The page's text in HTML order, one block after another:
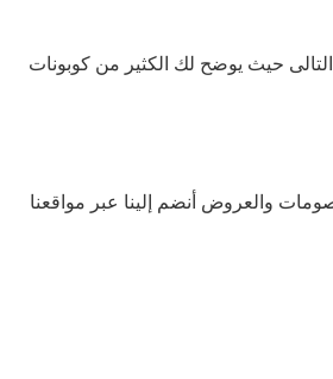
حيث يوضح لك الكثير من كوبونات
والعروض أنضم إلينا عبر مواقعنا